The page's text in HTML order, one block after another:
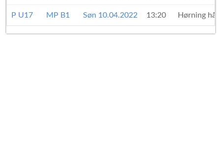
P U17 MP B1 Søn 10.04.2022 13:20 Hørning